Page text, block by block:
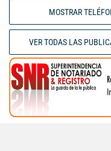
MOSTRAR
VER TODAS LAS